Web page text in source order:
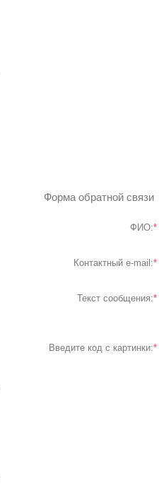
Форма обратной связи
ФИО:*
Контактный e-mail:*
Текст сообщения:*
Введите код с картинки:*